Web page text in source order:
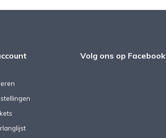
Volg ons op Facebook